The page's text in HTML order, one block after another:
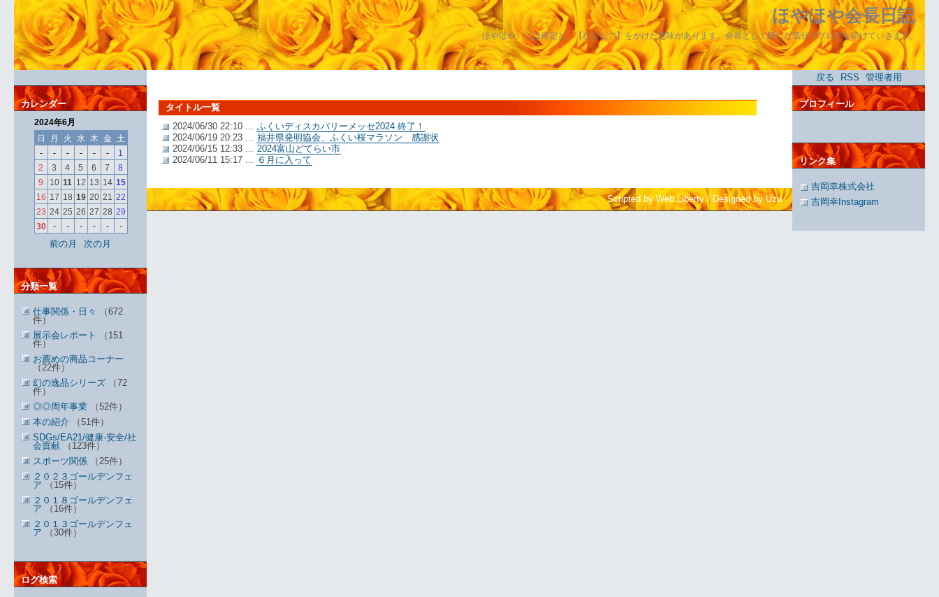
ほやほや会長日記
「ほやほや」には肯定と、【なりたて】をかけた意味があります。会長として新たな気分でブログを続けていきます。
戻る RSS 管理者用
タイトル一覧
2024/06/30 22:10 ... ふくいディスカバリーメッセ2024 終了！
2024/06/19 20:23 ... 福井県発明協会、ふくい桜マラソン 感謝状
2024/06/15 12:33 ... 2024富山どてらい市
2024/06/11 15:17 ... ６月に入って
カレンダー
2024年6月
日
月 火 水 木 金 土
-
- - - - -
1
2
3 4 5 6 7
8
9
10 11 12 13 14 15
16 17 18 19 20 21 22
23 24 25 26 27 28 29
30
- - - - - -
前の月 次の月
分類一覧
仕事関係・日々
（672
件）
展示会レポート
（151
件）
お薦めの商品コーナー
（22件）
幻の逸品シリーズ （72
件）
◎◎周年事業 （52件）
本の紹介 （51件）
SDGs/EA21/健康-安全/社
会貢献 （123件）
スポーツ関係 （25件）
２０２３ゴールデンフェ
ア （15件）
２０１８ゴールデンフェ
ア （16件）
２０１３ゴールデンフェ
ア （30件）
ログ検索
プロフィール
リンク集
吉岡幸株式会社
吉岡幸Instagram
Scripted by Web Liberty/ Designed by Uzu